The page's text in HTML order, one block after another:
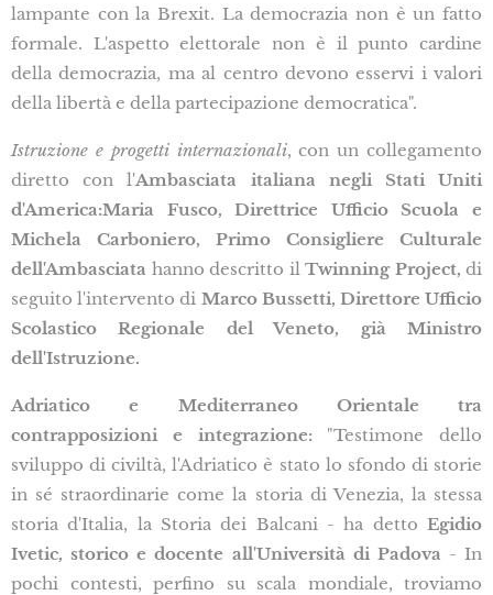
lampante con la Brexit. La democrazia non è un fatto
formale. L'aspetto elettorale non è il punto cardine
della democrazia, ma al centro devono esservi i valori
della libertà e della partecipazione democratica".
Istruzione e progetti internazionali, con un collegamento
diretto con l'Ambasciata italiana negli Stati Uniti
d'America:Maria Fusco, Direttrice Ufficio Scuola e
Michela Carboniero, Primo Consigliere Culturale
dell'Ambasciata hanno descritto ilTwinning Project, di
seguito l'intervento di Marco Bussetti, Direttore Ufficio
Scolastico Regionale del Veneto, già Ministro
dell'Istruzione.
Adriatico e Mediterraneo Orientale tra
contrapposizioni e integrazione: "Testimone dello
sviluppo di civiltà, l'Adriatico è stato lo sfondo di storie
in sé straordinarie come la storia di Venezia, la stessa
storia d'Italia, la Storia dei Balcani - ha detto Egidio
Ivetic, storico e docente all'Università di Padova - In
pochi contesti, perfino su scala mondiale, troviamo